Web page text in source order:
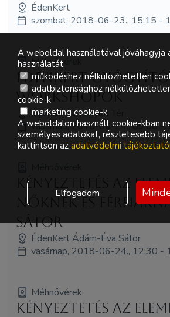
ÉdenKert
szombat, 2018-06-23., 15:15 -
Méhnővérek
ÉdenKert Gyógyító
workshopok
ÉdenKert Gyógyító Tér
vasárnap, 2018-06-24., 09:00 -
Kényeztetés az
nőknek és
Sátor
ÉdenKert Ádám-Éva Sátor
vasárnap, 2018-06-24., 12:30 -
Méhnővérek
Kényeztetés az
A weboldal használatával jóváhagyja
használatát.
működéshez nélkülözhetetlen
adatbiztonsághoz
cookie-k
marketing cookie-k
A weboldalon használt cookie-kban
személyes adatokat, részletesebb
kattintson az adatvédelmi
Elfogadom